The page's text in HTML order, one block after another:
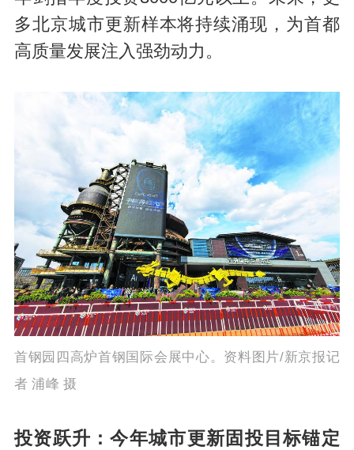
多北京城市更新样本将持续涌现，为首都
高质量发展注入强劲动力。
首钢园四高炉首钢国际会展中心。资料图片/新京报记
者 浦峰 摄
投资跃升：今年城市更新固投目标锚定